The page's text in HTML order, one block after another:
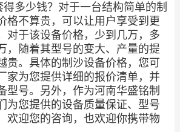
多少钱？对于一台结构简单的制
格不算贵，可以让用户享受到更
对于该设备价格，少到几万，多
，随着其型号的变大、产量的提
贵。具体的制沙设备价格，您可
家为您提供详细的报价清单，并
型号。另外，作为河南华盛铭制
为您提供的设备质量保证、型号
欢迎您的咨询，也欢迎你携带物